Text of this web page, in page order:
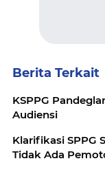
Berita Terkait
KSPPG
Audiensi
Klarifikasi SPPG
Tidak Ada